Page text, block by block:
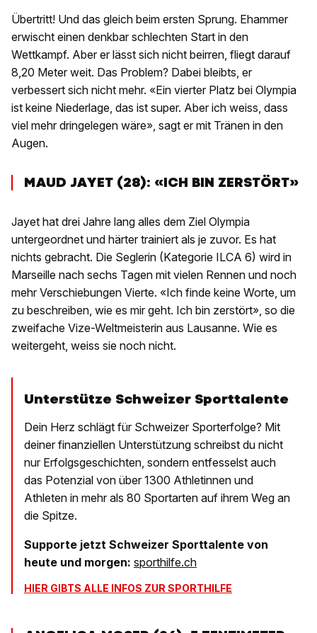
Übertritt! Und das gleich beim ersten Sprung. Ehammer
erwischt einen denkbar schlechten Start in den
Wettkampf. Aber er lässt sich nicht beirren, fliegt darauf
8,20 Meter weit. Das Problem? Dabei bleibts, er
verbessert sich nicht mehr. «Ein vierter Platz bei Olympia
ist keine Niederlage, das ist super. Aber ich weiss, dass
viel mehr dringelegen wäre», sagt er mit Tränen in den
Augen.
MAUD JAYET (28): «ICH BIN ZERSTÖRT»
Jayet hat drei Jahre lang alles dem Ziel Olympia
untergeordnet und härter trainiert als je zuvor. Es hat
nichts gebracht. Die Seglerin (Kategorie ILCA 6) wird in
Marseille nach sechs Tagen mit vielen Rennen und noch
mehr Verschiebungen Vierte. «Ich finde keine Worte, um
zu beschreiben, wie es mir geht. Ich bin zerstört», so die
zweifache Vize-Weltmeisterin aus Lausanne. Wie es
weitergeht, weiss sie noch nicht.
Unterstütze Schweizer Sporttalente
Dein Herz schlägt für Schweizer Sporterfolge? Mit
deiner finanziellen Unterstützung schreibst du nicht
nur Erfolgsgeschichten, sondern entfesselst auch
das Potenzial von über 1300 Athletinnen und
Athleten in mehr als 80 Sportarten auf ihrem Weg an
die Spitze.
Supporte jetzt Schweizer Sporttalente von
heute und morgen: sporthilfe.ch
HIER GIBTS ALLE INFOS ZUR SPORTHILFE